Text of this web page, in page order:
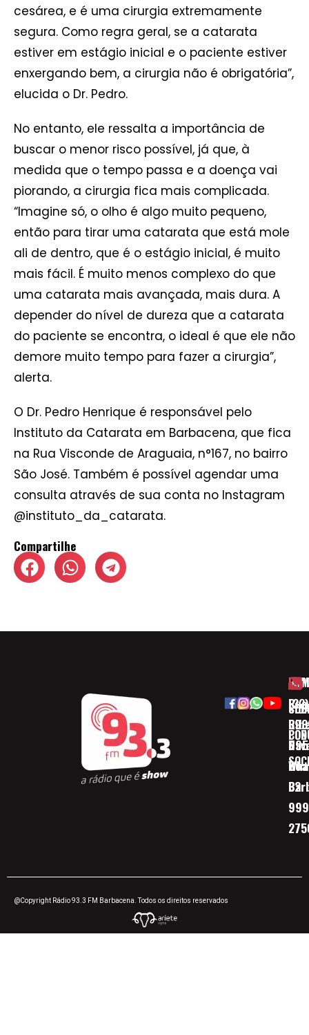
cesárea, e é uma cirurgia extremamente
segura. Como regra geral, se a catarata
estiver em estágio inicial e o paciente estiver
enxergando bem, a cirurgia não é obrigatória”,
elucida o Dr. Pedro.
No entanto, ele ressalta a importância de
buscar o menor risco possível, já que, à
medida que o tempo passa e a doença vai
piorando, a cirurgia fica mais complicada.
“Imagine só, o olho é algo muito pequeno,
então para tirar uma catarata que está mole
ali de dentro, que é o estágio inicial, é muito
mais fácil. É muito menos complexo do que
uma catarata mais avançada, mais dura. A
depender do nível de dureza que a catarata
do paciente se encontra, o ideal é que ele não
demore muito tempo para fazer a cirurgia”,
alerta.
O Dr. Pedro Henrique é responsável pelo
Instituto da Catarata em Barbacena, que fica
na Rua Visconde de Araguaia, n°167, no bairro
São José. Também é possível agendar uma
consulta através de sua conta no Instagram
@instituto_da_catarata.
Compartilhe
(32)
32
@Copyright Rádio 93.3 FM Barbacena. Todos os direitos reservados